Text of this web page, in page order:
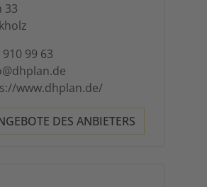
33
99 63
www.dhplan.de/
DES ANBIETERS